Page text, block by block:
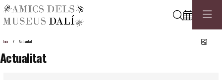
Cerca
Inici Actualitat
Actualitat